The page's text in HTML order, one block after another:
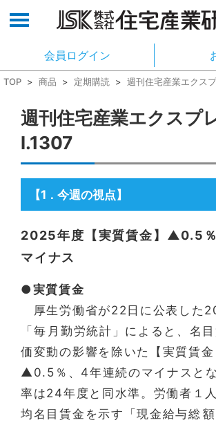
会員ログイン
TOP > 商品 > 定期購読 > 週刊住宅産業エクス
週刊住宅産業エクスプ
l.1307
【1 ． 今週の視点】
2025年度【実質賃金】▲0.5
マイナス
●実質賃金
厚生労働省が22日に公表した
「毎⁠月勤労統計」によると、名
価変動の影響を除いた【実質賃
▲0.5％、4年連続のマイナスと
率は24年度と同水準。労働者１
均名目賃金を示す「現金給与総⁠